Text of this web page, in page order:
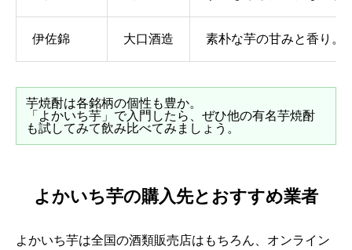
伊佐錦 大口酒造 素朴な芋の甘みと香り。
芋焼酎は各銘柄の個性も豊か。
「よかいち芋」で入門したら、ぜひ他の有名芋焼酎
も試してみて飲み比べてみましょう。
よかいち芋の購入先とおすすめ業者
よかいち芋は全国の酒類販売店はもちろん、オンライン